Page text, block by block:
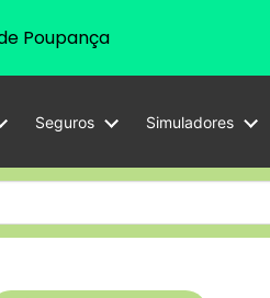
Seguros Simuladores
Poupança